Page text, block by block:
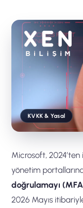
KVKK & Yasal
Microsoft,
yönetim
doğrulamayı
2026 Mayıs